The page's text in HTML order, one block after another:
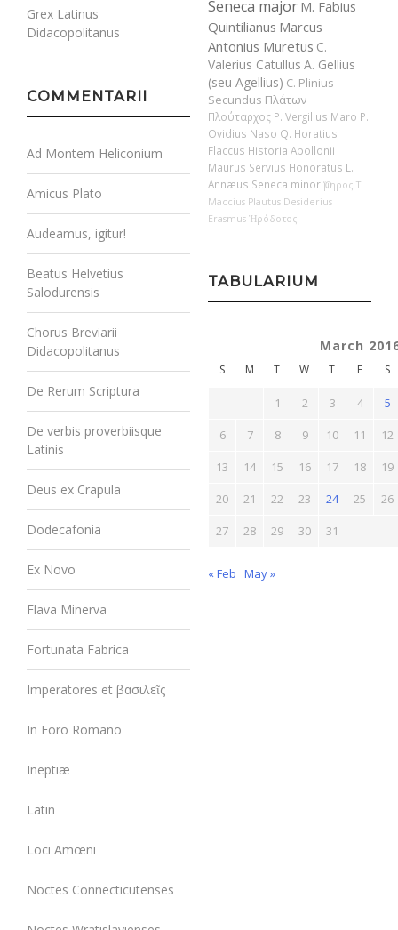
Grex Latinus
Didacopolitanus
COMMENTARII
Ad Montem Heliconium
Amicus Plato
Audeamus, igitur!
Beatus Helvetius
Salodurensis
Chorus Breviarii
Didacopolitanus
De Rerum Scriptura
De verbis proverbiisque
Latinis
Deus ex Crapula
Dodecafonia
Ex Novo
Flava Minerva
Fortunata Fabrica
Imperatores et βασιλεῖς
In Foro Romano
Ineptiæ
Latin
Loci Amœni
Noctes Connecticutenses
Seneca major M. Fabius
Quintilianus Marcus
Antonius Muretus C.
Valerius Catullus A. Gellius
(seu Agellius) C. Plinius
Secundus Πλάτων
Πλούταρχος P. Vergilius Maro P.
Ovidius Naso Q. Horatius
Flaccus Historia Apollonii
Maurus Servius Honoratus L.
Annæus Seneca minor Ὅμηρος T.
Maccius Plautus Desiderius
Erasmus Ἡρόδοτος
TABULARIUM
March
S M T W T F S
1 2 3 4
5
6
7 8 9 10 11
12
13
14 15 16 17 18
19
20
21 22 23 24 25
26
27
28 29 30 31
« Feb May »